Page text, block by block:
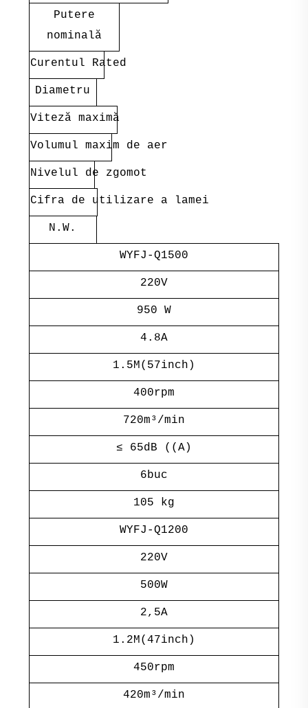
Putere
nominală
Curentul Rated
Diametru
Viteză maximă
Volumul maxim de aer
Nivelul de zgomot
Cifra de utilizare a lamei
N.W.
WYFJ-Q1500
220V
950 W
4.8A
1.5M(57inch)
400rpm
720m³/min
≤ 65dB ((A)
6buc
105 kg
WYFJ-Q1200
220V
500W
2,5A
1.2M(47inch)
450rpm
420m³/min